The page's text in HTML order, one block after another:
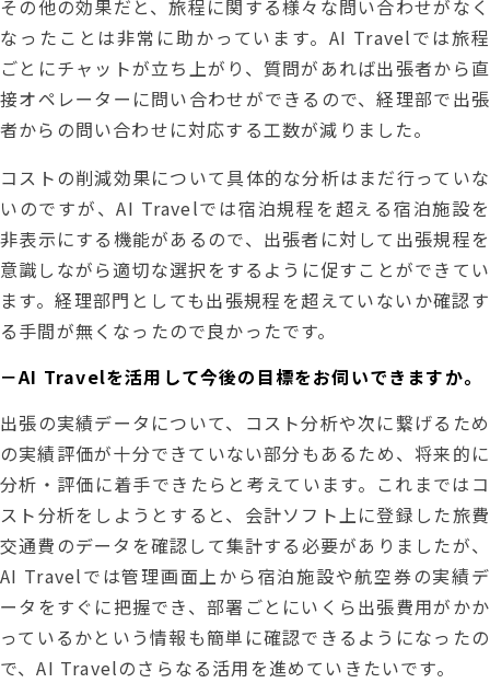
その他の効果だと、旅程に関する様々な問い合わせがなく
なったことは非常に助かっています。AI Travelでは旅程
ごとにチャットが立ち上がり、質問があれば出張者から直
接オペレーターに問い合わせができるので、経理部で出張
者からの問い合わせに対応する工数が減りました。
コストの削減効果について具体的な分析はまだ行っていな
いのですが、AI Travelでは宿泊規程を超える宿泊施設を
非表示にする機能があるので、出張者に対して出張規程を
意識しながら適切な選択をするように促すことができてい
ます。経理部門としても出張規程を超えていないか確認す
る手間が無くなったので良かったです。
－AI Travelを活用して今後の目標をお伺いできますか。
出張の実績データについて、コスト分析や次に繋げるため
の実績評価が十分できていない部分もあるため、将来的に
分析・評価に着手できたらと考えています。これまではコ
スト分析をしようとすると、会計ソフト上に登録した旅費
交通費のデータを確認して集計する必要がありましたが、
AI Travelでは管理画面上から宿泊施設や航空券の実績デ
ータをすぐに把握でき、部署ごとにいくら出張費用がかか
っているかという情報も簡単に確認できるようになったの
で、AI Travelのさらなる活用を進めていきたいです。